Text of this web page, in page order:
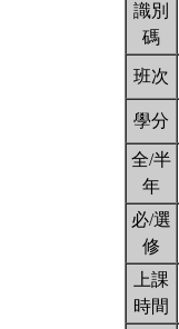
識別
碼
班次
學分
全/半
年
必/選
修
上課
時間